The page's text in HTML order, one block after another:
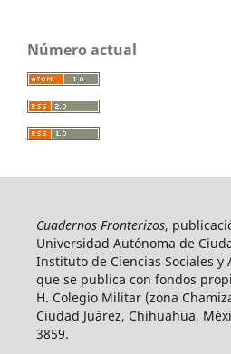
Número actual
Cuadernos Fronterizos,
Universidad Autónoma de
Instituto de Ciencias Sociales y
que se publica con fondos
H. Colegio Militar (zona
Ciudad Juárez, Chihuahua,
3859.